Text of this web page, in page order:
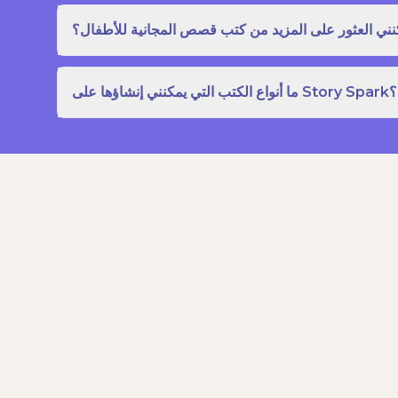
العثور على المزيد من كتب قصص المجانية للأطفال؟
ما أنواع الكتب التي يمكنني إنشاؤها على Story Spark؟